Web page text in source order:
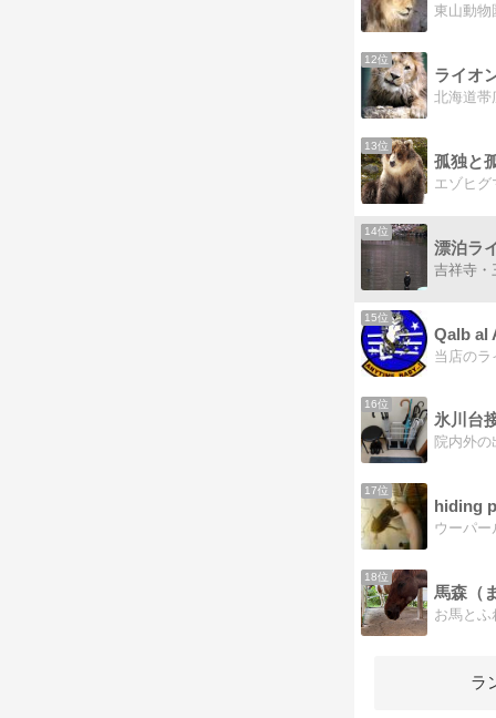
12位
ライオ
13位
孤独と
14位
15位
16位
氷川台
17位
hiding
18位
馬森（
ラ